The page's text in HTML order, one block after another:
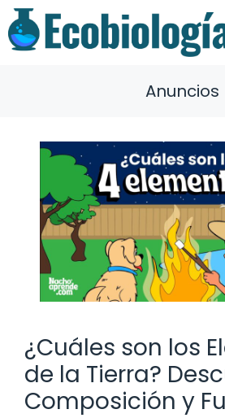
Saltar
al
contenido
Anuncios
¿Cuáles son los
de la Tierra?
Composición y